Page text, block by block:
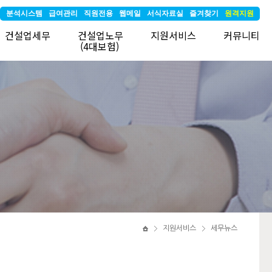
분석시스템 급여관리 직원전용 웹메일 서식자료실 즐겨찾기 원격지원
건설업세무 건설업노무
(4대보험)
지원서비스 커뮤니티
지원서비스 세무뉴스